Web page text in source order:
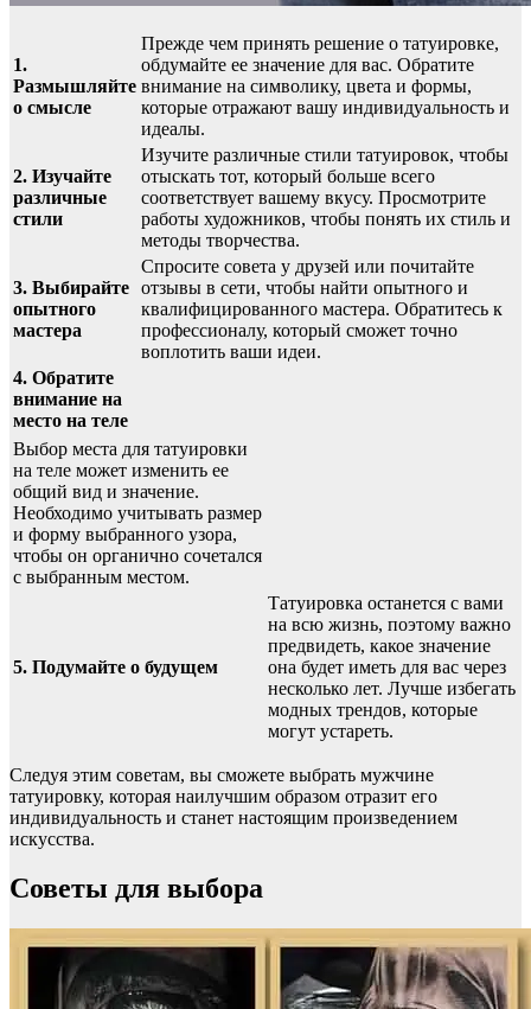
1.
Размышляйте
о смысле
Прежде чем принять решение о татуировке,
обдумайте ее значение для вас. Обратите
внимание на символику, цвета и формы,
которые отражают вашу индивидуальность и
идеалы.
2. Изучайте
различные
стили
Изучите различные стили татуировок, чтобы
отыскать тот, который больше всего
соответствует вашему вкусу. Просмотрите
работы художников, чтобы понять их стиль и
методы творчества.
3. Выбирайте
опытного
мастера
Спросите совета у друзей или почитайте
отзывы в сети, чтобы найти опытного и
квалифицированного мастера. Обратитесь к
профессионалу, который сможет точно
воплотить ваши идеи.
4. Обратите
внимание на
место на теле
Выбор места для татуировки
на теле может изменить ее
общий вид и значение.
Необходимо учитывать размер
и форму выбранного узора,
чтобы он органично сочетался
с выбранным местом.
5. Подумайте о будущем
Татуировка останется с вами
на всю жизнь, поэтому важно
предвидеть, какое значение
она будет иметь для вас через
несколько лет. Лучше избегать
модных трендов, которые
могут устареть.
Следуя этим советам, вы сможете выбрать мужчине
татуировку, которая наилучшим образом отразит его
индивидуальность и станет настоящим произведением
искусства.
Советы для выбора